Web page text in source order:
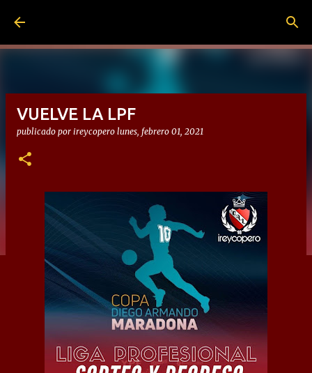
VUELVE LA LPF
publicado por ireycopero lunes, febrero 01, 2021